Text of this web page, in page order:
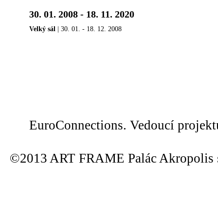
30. 01. 2008 - 18. 11. 2020
Velký sál | 30. 01. - 18. 12. 2008
EuroConnections. Vedoucí
©2013 ART FRAME Palác Akropolis